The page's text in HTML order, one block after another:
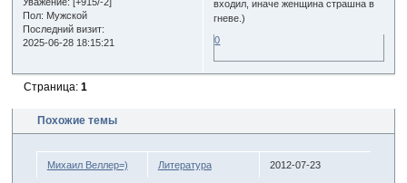
Пол: Мужской
Последний визит:
2025-06-28 18:15:21
входил, иначе женщина страшна в
гневе.)
0
Страница: 1
Похожие темы
Михаил Веллер=) Литература 2012-07-23